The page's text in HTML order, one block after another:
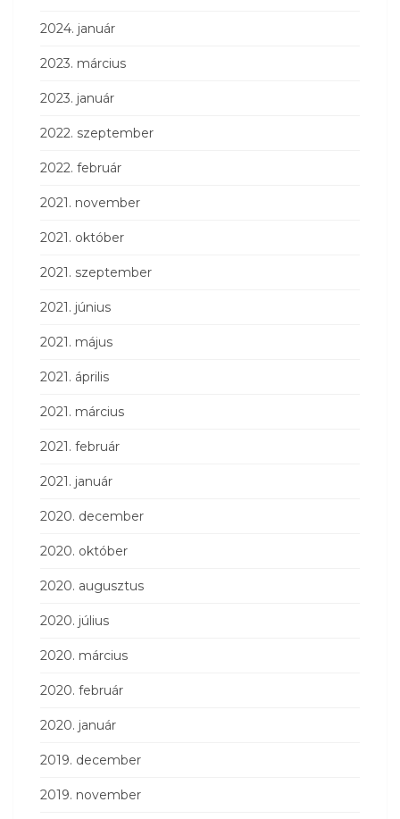
2024. január
2023. március
2023. január
2022. szeptember
2022. február
2021. november
2021. október
2021. szeptember
2021. június
2021. május
2021. április
2021. március
2021. február
2021. január
2020. december
2020. október
2020. augusztus
2020. július
2020. március
2020. február
2020. január
2019. december
2019. november